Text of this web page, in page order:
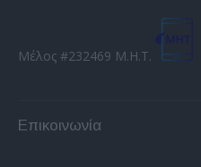
Μέλος #232469 Μ.Η.Τ.
Επικοινωνία